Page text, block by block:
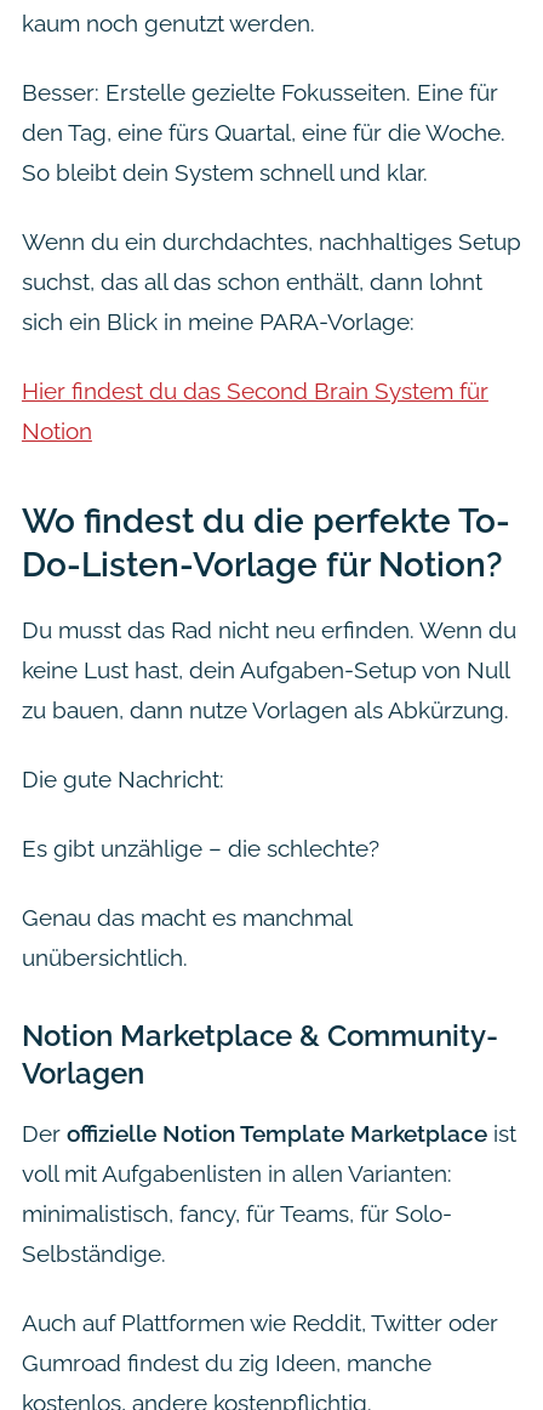
kaum noch genutzt werden.
Besser: Erstelle gezielte Fokusseiten. Eine für
den Tag, eine fürs Quartal, eine für die Woche.
So bleibt dein System schnell und klar.
Wenn du ein durchdachtes, nachhaltiges Setup
suchst, das all das schon enthält, dann lohnt
sich ein Blick in meine PARA-Vorlage:
Hier findest du das Second Brain System für
Notion
Wo findest du die perfekte To-
Do-Listen-Vorlage für Notion?
Du musst das Rad nicht neu erfinden. Wenn du
keine Lust hast, dein Aufgaben-Setup von Null
zu bauen, dann nutze Vorlagen als Abkürzung.
Die gute Nachricht:
Es gibt unzählige – die schlechte?
Genau das macht es manchmal
unübersichtlich.
Notion Marketplace & Community-
Vorlagen
Der offizielle Notion Template Marketplaceist
voll mit Aufgabenlisten in allen Varianten:
minimalistisch, fancy, für Teams, für Solo-
Selbständige.
Auch auf Plattformen wie Reddit, Twitter oder
Gumroad findest du zig Ideen, manche
kostenlos, andere kostenpflichtig.